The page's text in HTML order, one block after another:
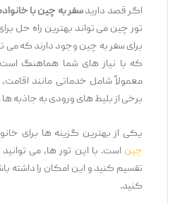
اگر قصد داریدسفر به چین با خانواده
تور چین می ‌تواند بهترین راه‌ حل
برای سفر به چین وجود دارند که می
که با نیاز های شما هماهنگ است،
معمولاً شامل خدماتی مانند اقامت،
برخی از بلیط‌ های ورودی به جاذبه‌ ها
یکی از بهترین گزینه ‌ها برای
چیناست. با این تور ها، می ‌توانید
تقسیم کنید و این امکان را داشته
کنید.